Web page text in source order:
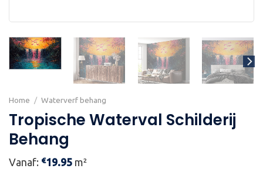
Home / Waterverf behang
Tropische Waterval Schilderij
Behang
Vanaf: €19.95 m²